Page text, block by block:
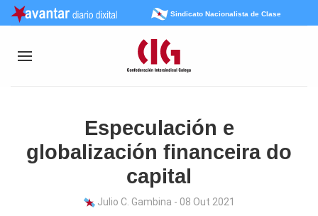
Sindicato Nacionalista de Clase
Especulación e
globalización financeira do
capital
Julio C. Gambina - 08 Out 2021